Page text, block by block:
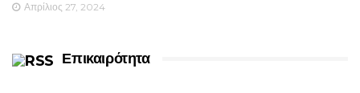
Απρίλιος 27, 2024
Επικαιρότητα